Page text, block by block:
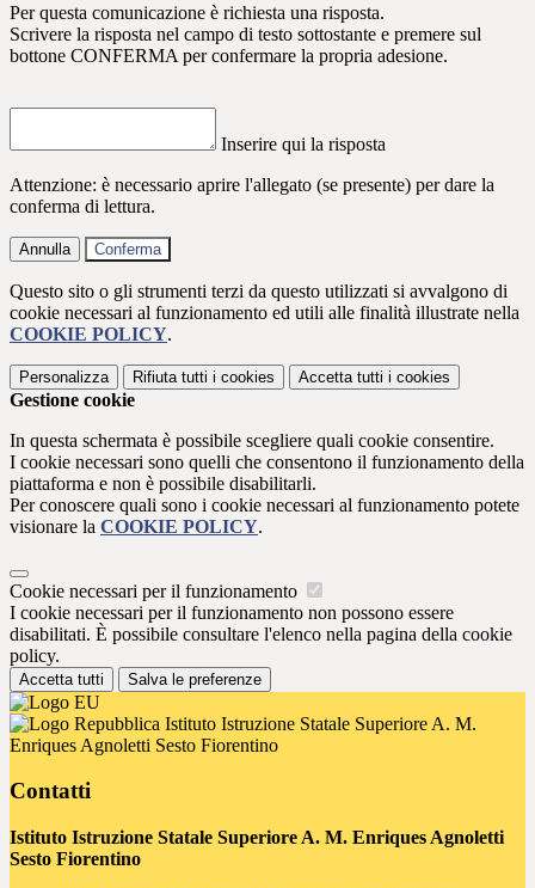
Per questa comunicazione è richiesta una risposta.
Scrivere la risposta nel campo di testo sottostante e premere sul
bottone CONFERMA per confermare la propria adesione.
Inserire qui la risposta
Attenzione: è necessario aprire l'allegato (se presente) per dare la
conferma di lettura.
Annulla Conferma
Questo sito o gli strumenti terzi da questo utilizzati si avvalgono di
cookie necessari al funzionamento ed utili alle finalità illustrate nella
COOKIE POLICY.
Personalizza Rifiuta tutti i cookies Accetta tutti i cookies
Gestione cookie
In questa schermata è possibile scegliere quali cookie consentire.
I cookie necessari sono quelli che consentono il funzionamento della
piattaforma e non è possibile disabilitarli.
Per conoscere quali sono i cookie necessari al funzionamento potete
visionare la COOKIE POLICY.
Cookie necessari per il funzionamento
I cookie necessari per il funzionamento non possono essere
disabilitati. È possibile consultare l'elenco nella pagina della cookie
policy.
Accetta tutti Salva le preferenze
Istituto Istruzione Statale Superiore A. M.
Enriques Agnoletti Sesto Fiorentino
Contatti
Istituto Istruzione Statale Superiore A. M. Enriques Agnoletti
Sesto Fiorentino